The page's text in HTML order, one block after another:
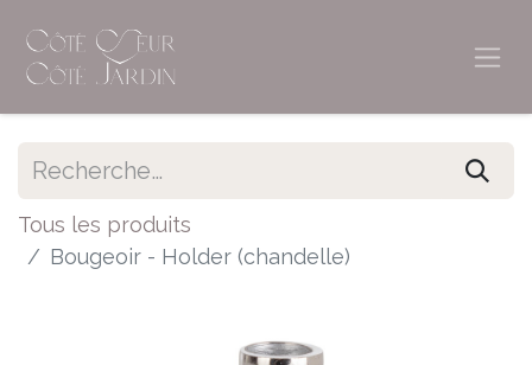
Tous les produits
Bougeoir - Holder (chandelle)